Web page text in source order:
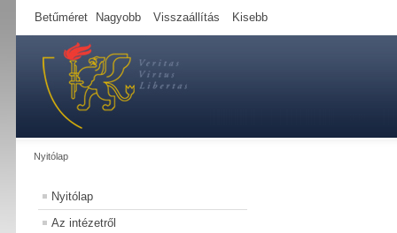
Betűméret Nagyobb Visszaállítás Kisebb
Nyitólap
Nyitólap
Az intézetről